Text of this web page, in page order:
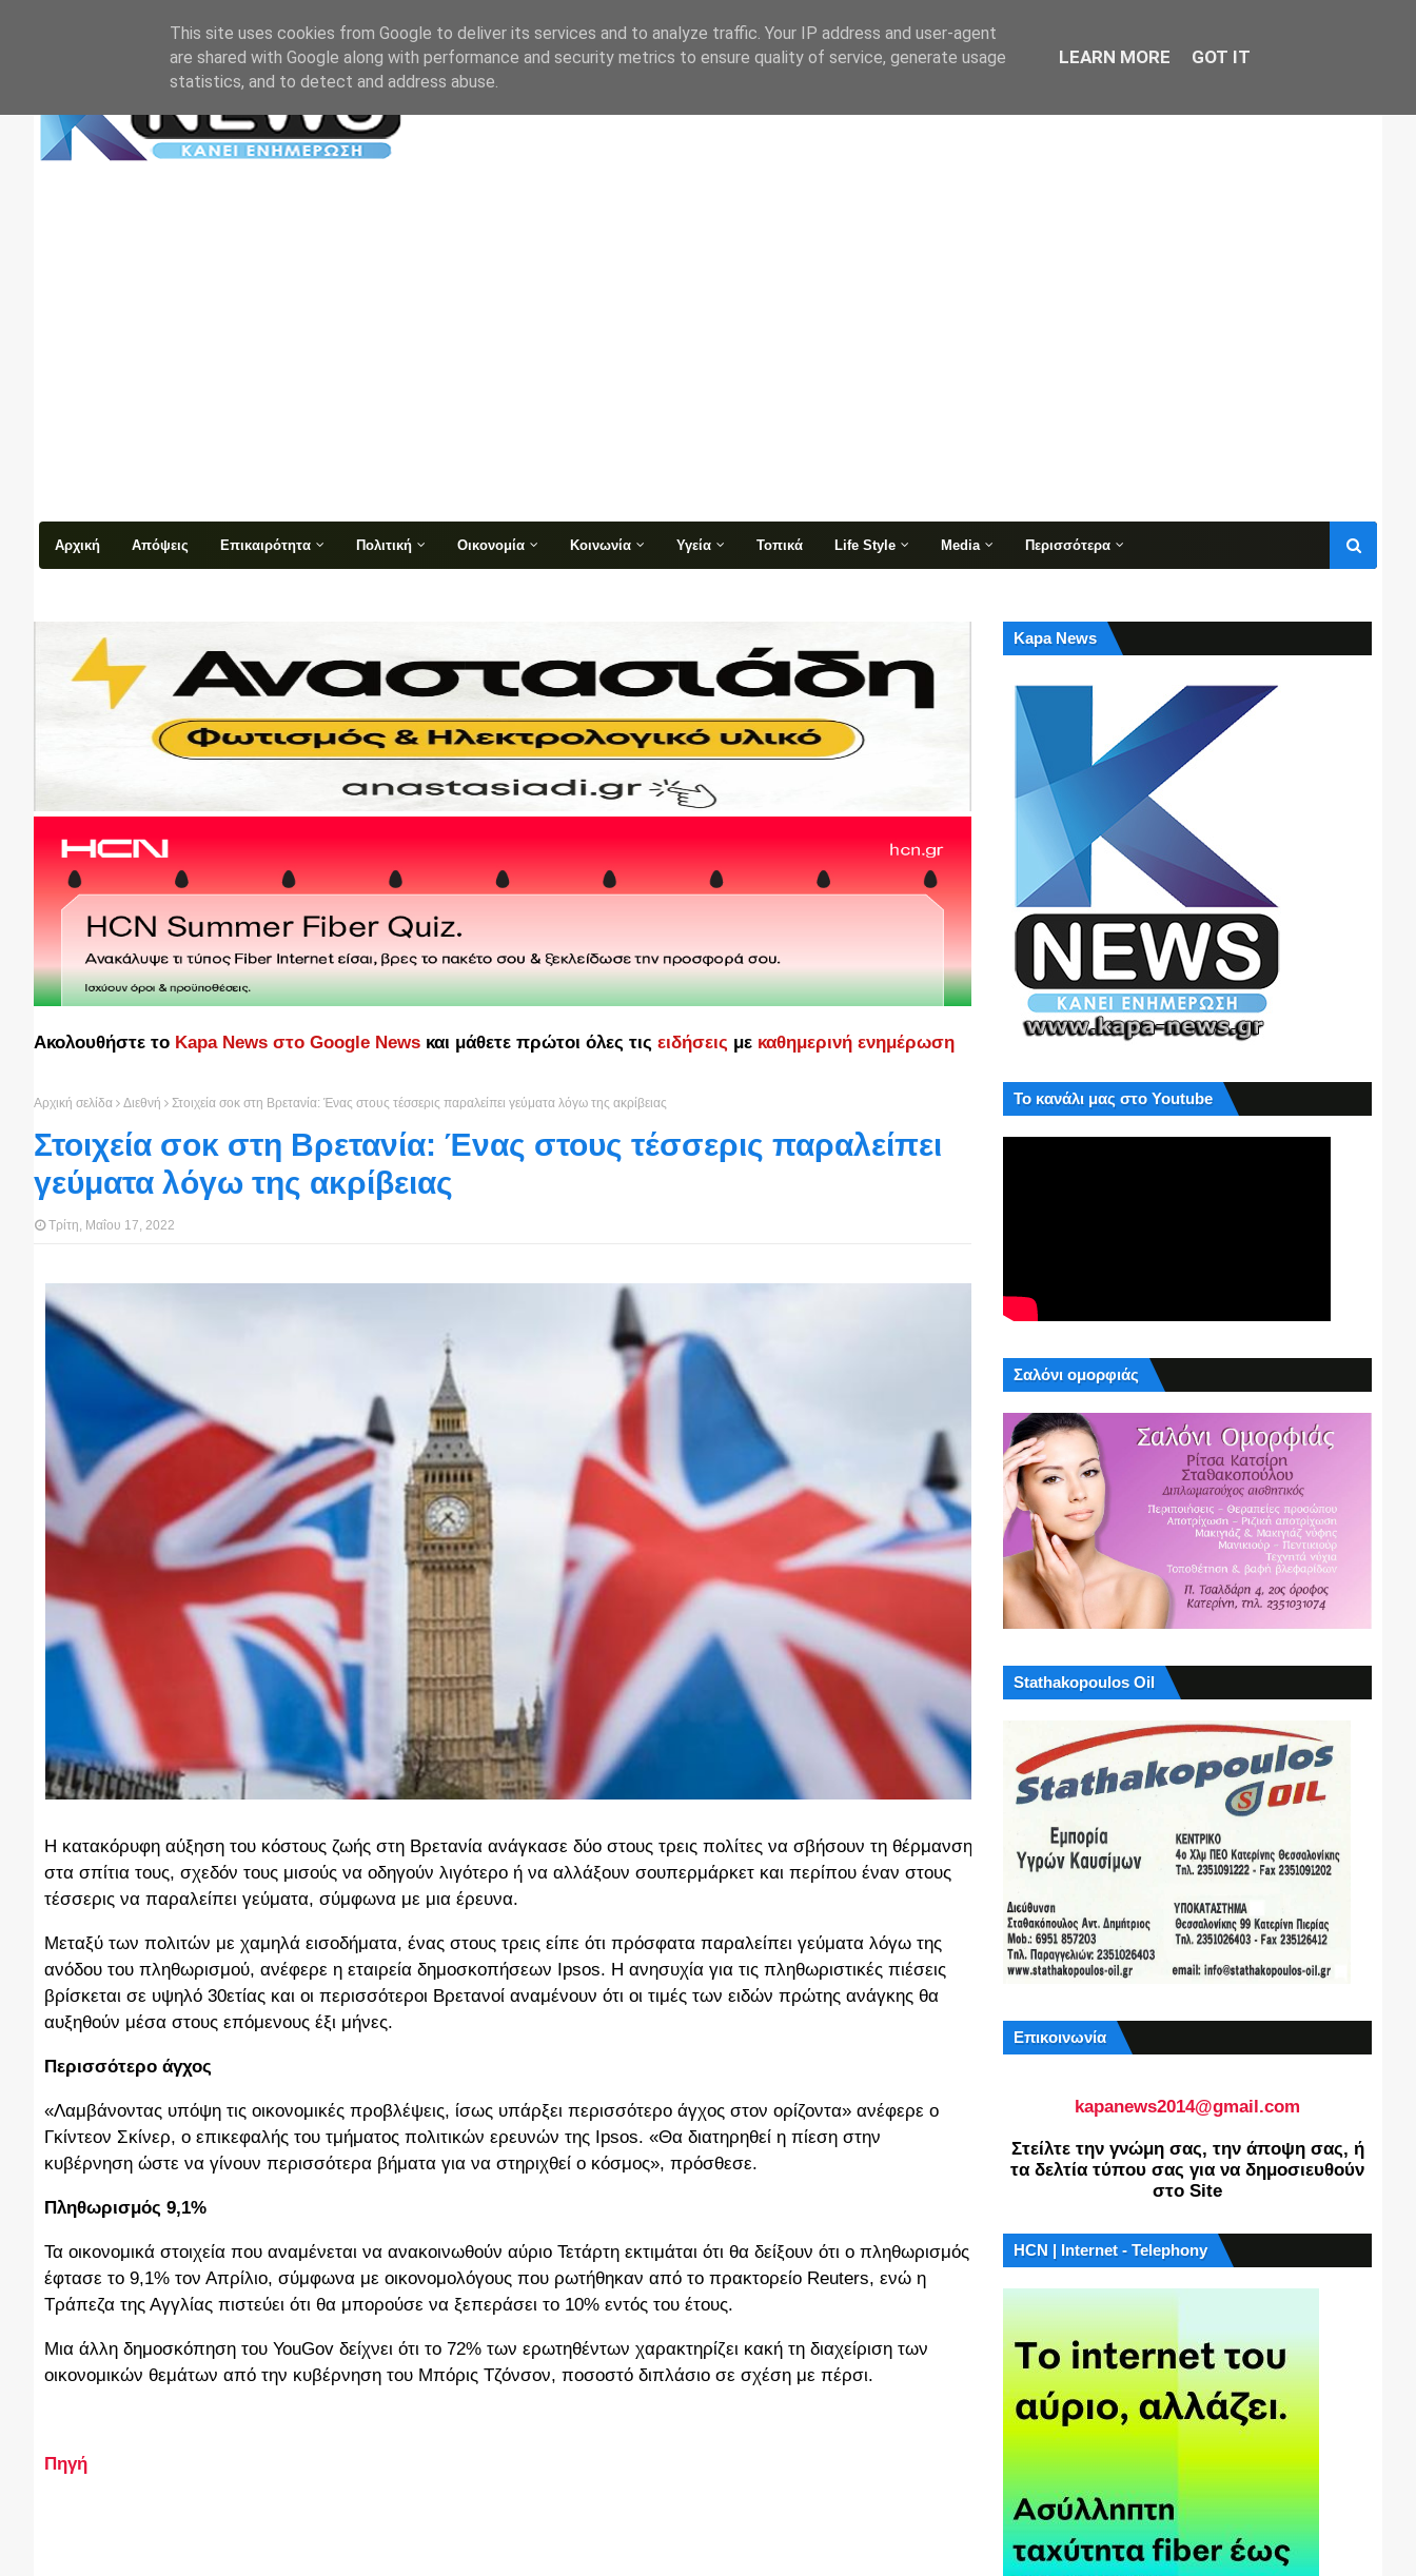
Αρχική Απόψεις Επικαιρότητα Πολιτική Οικονομία Κοινωνία Υγεία Τοπικά Life Style Media Περισσότερα
Ακολουθήστε το Kapa News στο Google News και μάθετε πρώτοι όλες τις ειδήσεις με καθημερινή ενημέρωση
Αρχική σελίδα Διεθνή Στοιχεία σοκ στη Βρετανία: Ένας στους τέσσερις παραλείπει γεύματα λόγω της ακρίβειας
Στοιχεία σοκ στη Βρετανία: Ένας στους τέσσερις παραλείπει
γεύματα λόγω της ακρίβειας
Τρίτη, Μαΐου 17, 2022
Η κατακόρυφη αύξηση του κόστους ζωής στη Βρετανία ανάγκασε δύο στους τρεις πολίτες να σβήσουν τη θέρμανση
στα σπίτια τους, σχεδόν τους μισούς να οδηγούν λιγότερο ή να αλλάξουν σουπερμάρκετ και περίπου έναν στους
τέσσερις να παραλείπει γεύματα, σύμφωνα με μια έρευνα.
Μεταξύ των πολιτών με χαμηλά εισοδήματα, ένας στους τρεις είπε ότι πρόσφατα παραλείπει γεύματα λόγω της
ανόδου του πληθωρισμού, ανέφερε η εταιρεία δημοσκοπήσεων Ipsos. Η ανησυχία για τις πληθωριστικές πιέσεις
βρίσκεται σε υψηλό 30ετίας και οι περισσότεροι Βρετανοί αναμένουν ότι οι τιμές των ειδών πρώτης ανάγκης θα
αυξηθούν μέσα στους επόμενους έξι μήνες.
Περισσότερο άγχος
«Λαμβάνοντας υπόψη τις οικονομικές προβλέψεις, ίσως υπάρξει περισσότερο άγχος στον ορίζοντα» ανέφερε ο
Γκίντεον Σκίνερ, ο επικεφαλής του τμήματος πολιτικών ερευνών της Ipsos. «Θα διατηρηθεί η πίεση στην
κυβέρνηση ώστε να γίνουν περισσότερα βήματα για να στηριχθεί ο κόσμος», πρόσθεσε.
Πληθωρισμός 9,1%
Τα οικονομικά στοιχεία που αναμένεται να ανακοινωθούν αύριο Τετάρτη εκτιμάται ότι θα δείξουν ότι ο πληθωρισμός
έφτασε το 9,1% τον Απρίλιο, σύμφωνα με οικονομολόγους που ρωτήθηκαν από το πρακτορείο Reuters, ενώ η
Τράπεζα της Αγγλίας πιστεύει ότι θα μπορούσε να ξεπεράσει το 10% εντός του έτους.
Μια άλλη δημοσκόπηση του YouGov δείχνει ότι το 72% των ερωτηθέντων χαρακτηρίζει κακή τη διαχείριση των
οικονομικών θεμάτων από την κυβέρνηση του Μπόρις Τζόνσον, ποσοστό διπλάσιο σε σχέση με πέρσι.
Πηγή
Kapa News
Το κανάλι μας στο Youtube
Σαλόνι ομορφιάς
Stathakopoulos Oil
Επικοινωνία
kapanews2014@gmail.com
Στείλτε την γνώμη σας, την άποψη σας, ή
τα δελτία τύπου σας για να δημοσιευθούν
στο Site
HCN | Internet - Telephony
This site uses cookies from Google to deliver its services and to analyze traffic. Your IP address and user-agent
are shared with Google along with performance and security metrics to ensure quality of service, generate usage
statistics, and to detect and address abuse.
LEARN MORE GOT IT